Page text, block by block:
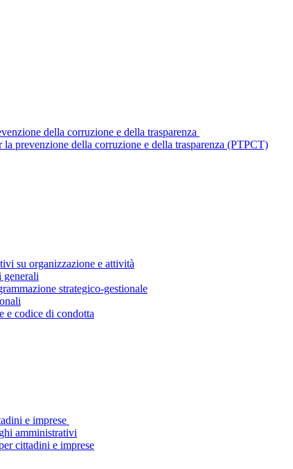
della corruzione e della trasparenza
la prevenzione della corruzione e della trasparenza (PTPCT)
su organizzazione e attività
strategico-gestionale
e codice di condotta
e imprese
amministrativi
cittadini e imprese